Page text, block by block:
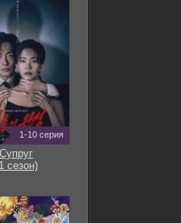
1-10 серия
Супруг
сезон)